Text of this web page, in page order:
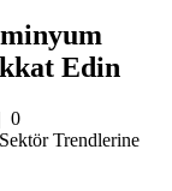
Edin
0